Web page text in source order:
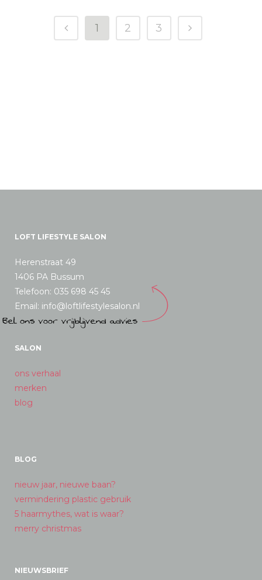
1 2 3
LOFT LIFESTYLE SALON
Herenstraat 49
1406 PA Bussum
Telefoon: 035 698 45 45
Email: info@loftlifestylesalon.nl
SALON
ons verhaal
merken
blog
BLOG
nieuw jaar, nieuwe baan?
vermindering plastic gebruik
5 haarmythes, wat is waar?
merry christmas
NIEUWSBRIEF